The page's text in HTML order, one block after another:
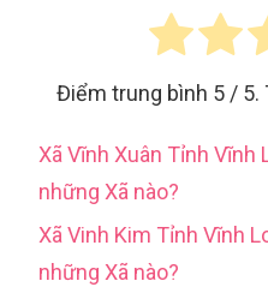
Điểm trung bình 5 / 5.
Xã Vĩnh Xuân Tỉnh
những Xã nào?
Xã Vinh Kim Tỉnh Vĩnh
những Xã nào?